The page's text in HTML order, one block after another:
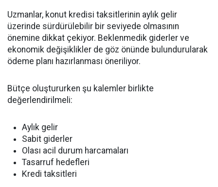
Uzmanlar, konut kredisi taksitlerinin aylık gelir
üzerinde sürdürülebilir bir seviyede olmasının
önemine dikkat çekiyor. Beklenmedik giderler ve
ekonomik değişiklikler de göz önünde bulundurularak
ödeme planı hazırlanması öneriliyor.
Bütçe oluştururken şu kalemler birlikte
değerlendirilmeli:
Aylık gelir
Sabit giderler
Olası acil durum harcamaları
Tasarruf hedefleri
Kredi taksitleri